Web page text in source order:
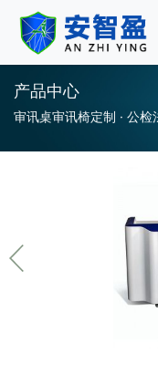
审讯桌审
产品中心
审讯桌审讯椅定制 · 公